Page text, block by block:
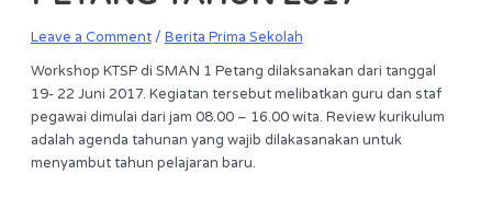
Leave a Comment / Berita Prima Sekolah
Workshop KTSP di SMAN 1 Petang dilaksanakan dari tanggal
19- 22 Juni 2017. Kegiatan tersebut melibatkan guru dan staf
pegawai dimulai dari jam 08.00 – 16.00 wita. Review kurikulum
adalah agenda tahunan yang wajib dilakasanakan untuk
menyambut tahun pelajaran baru.